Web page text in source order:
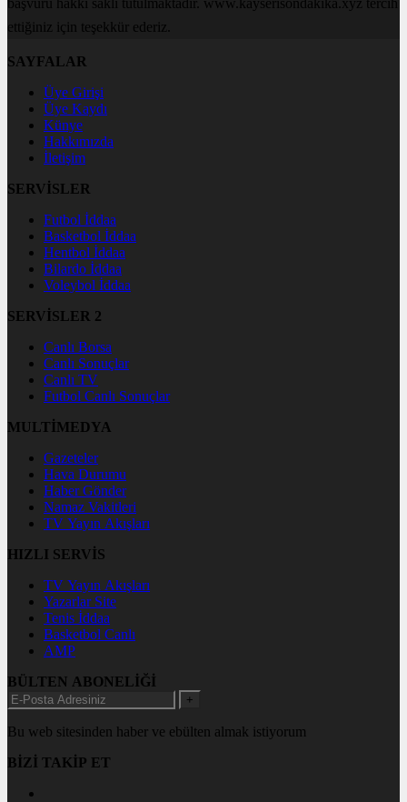
başvuru hakkı saklı tutulmaktadır. www.kayserisondakika.xyz tercih
ettiğiniz için teşekkür ederiz.
SAYFALAR
Üye Girişi
Üye Kaydı
Künye
Hakkımızda
İletişim
SERVİSLER
Futbol İddaa
Basketbol İddaa
Hentbol İddaa
Bilardo İddaa
Voleybol İddaa
SERVİSLER 2
Canlı Borsa
Canlı Sonuçlar
Canlı TV
Futbol Canlı Sonuçlar
MULTİMEDYA
Gazeteler
Hava Durumu
Haber Gönder
Namaz Vakitleri
TV Yayın Akışları
HIZLI SERVİS
TV Yayın Akışları
Yazarlar Site
Tenis İddaa
Basketbol Canlı
AMP
BÜLTEN ABONELİĞİ
+
Bu web sitesinden haber ve ebülten almak istiyorum
BİZİ TAKİP ET